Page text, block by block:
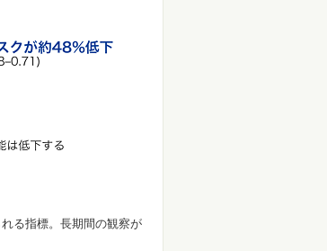
る指標。長期間の観察が